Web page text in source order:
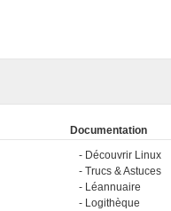
Documentation
Découvrir Linux
Trucs & Astuces
Léannuaire
Logithèque